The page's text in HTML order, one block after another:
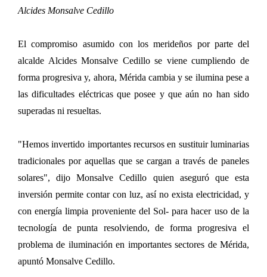
Alcides Monsalve Cedillo
El compromiso asumido con los merideños por parte del
alcalde Alcides Monsalve Cedillo se viene cumpliendo de
forma progresiva y, ahora, Mérida cambia y se ilumina pese a
las dificultades eléctricas que posee y que aún no han sido
superadas ni resueltas.
"Hemos invertido importantes recursos en sustituir luminarias
tradicionales por aquellas que se cargan a través de paneles
solares", dijo Monsalve Cedillo quien aseguró que esta
inversión permite contar con luz, así no exista electricidad, y
con energía limpia proveniente del Sol- para hacer uso de la
tecnología de punta resolviendo, de forma progresiva el
problema de iluminación en importantes sectores de Mérida,
apuntó Monsalve Cedillo.